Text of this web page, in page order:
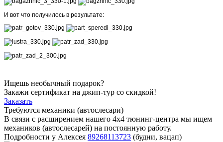
И вот что получилось в результате:
Ищешь необычный подарок?
Закажи сертификат на джип-тур со скидкой!
Заказать
Требуются механики (автослесари)
В связи с расширением нашего 4х4 тюнинг-центра мы ищем
механиков (автослесарей) на постоянную работу.
Подробности у Алексея 89268113723 (будни, вацап)